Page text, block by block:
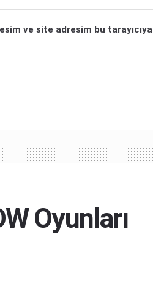
ve site adresim bu tarayıcıya
Oyunları